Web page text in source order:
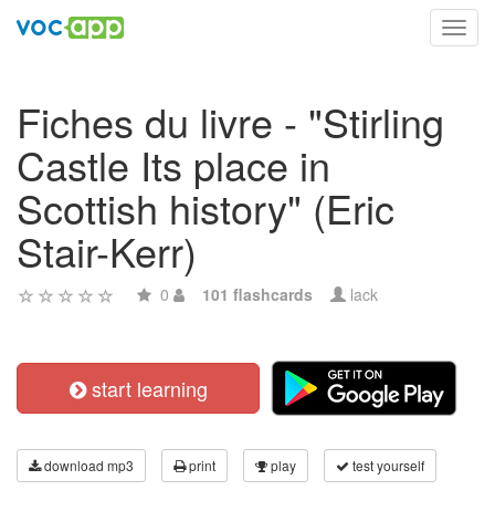
Fiches du livre - "Stirling
Castle Its place in
Scottish history" (Eric
Stair-Kerr)
0 101 flashcards lack
start learning
download mp3 print play test yourself